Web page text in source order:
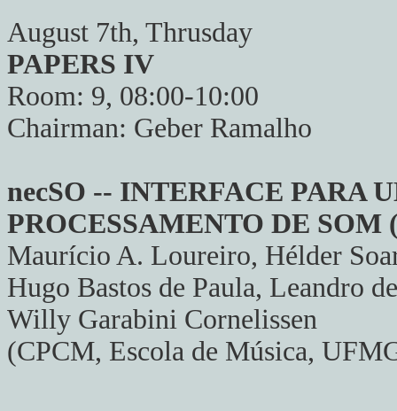
August 7th, Thrusday
PAPERS IV
Room: 9, 08:00-10:00
Chairman: Geber Ramalho
necSO -- INTERFACE PARA
PROCESSAMENTO DE SOM
Maurício A. Loureiro, Hélder
Hugo Bastos de Paula, Leandro
Willy Garabini Cornelissen
(CPCM, Escola de Música,